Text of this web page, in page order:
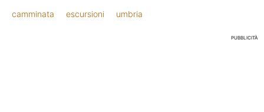
camminata escursioni umbria
PUBBLICITÀ